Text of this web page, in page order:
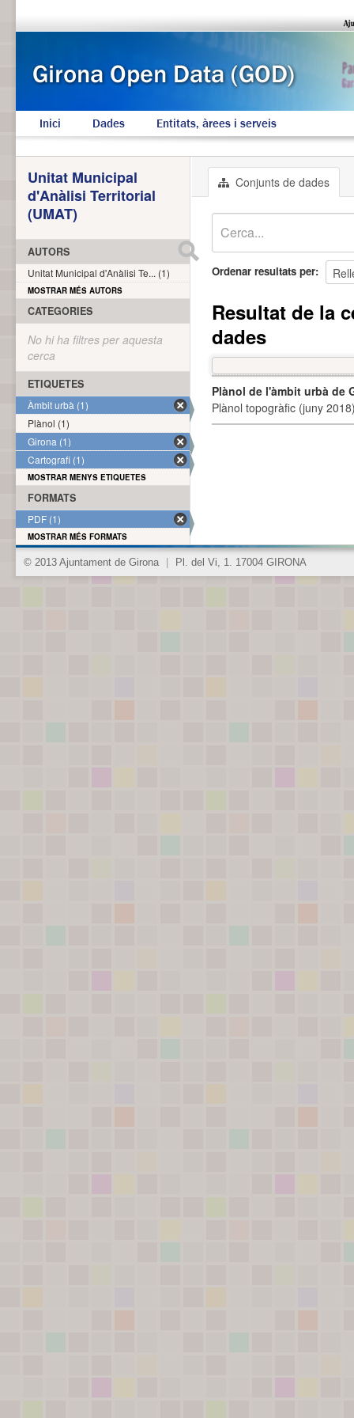
Inici Dades Entitats, àrees i serveis
Conjunts de dades
Ordenar resultats per
Resultat de la
dades
Plànol de l'àmbit urbà de
Plànol topogràfic (juny
Unitat Municipal
d'Anàlisi Territorial
(UMAT)
AUTORS
Unitat Municipal d'Anàlisi Te... (1)
MOSTRAR MÉS AUTORS
CATEGORIES
No hi ha filtres per aquesta
cerca
ETIQUETES
Àmbit urbà (1)
Plànol (1)
Girona (1)
Cartografi (1)
MOSTRAR MENYS ETIQUETES
FORMATS
PDF (1)
MOSTRAR MÉS FORMATS
© 2013 Ajuntament de Girona Pl. del Vi, 1. 17004 GIRONA